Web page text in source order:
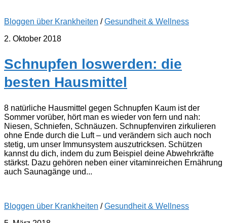
Bloggen über Krankheiten /Gesundheit & Wellness
2. Oktober 2018
Schnupfen loswerden: die
besten Hausmittel
8 natürliche Hausmittel gegen Schnupfen Kaum ist der
Sommer vorüber, hört man es wieder von fern und nah:
Niesen, Schniefen, Schnäuzen. Schnupfenviren zirkulieren
ohne Ende durch die Luft – und verändern sich auch noch
stetig, um unser Immunsystem auszutricksen. Schützen
kannst du dich, indem du zum Beispiel deine Abwehrkräfte
stärkst. Dazu gehören neben einer vitaminreichen Ernährung
auch Saunagänge und...
Bloggen über Krankheiten /Gesundheit & Wellness